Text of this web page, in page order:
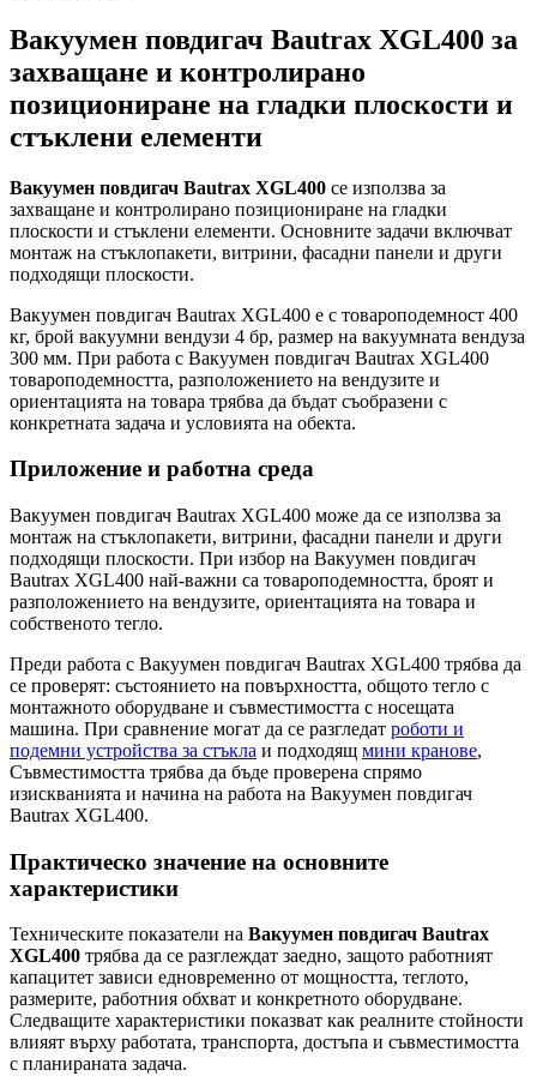
Вакуумен повдигач Bautrax XGL400 за
захващане и контролирано
позициониране на гладки плоскости и
стъклени елементи
Вакуумен повдигач Bautrax XGL400 се използва за
захващане и контролирано позициониране на гладки
плоскости и стъклени елементи. Основните задачи включват
монтаж на стъклопакети, витрини, фасадни панели и други
подходящи плоскости.
Вакуумен повдигач Bautrax XGL400 е с товароподемност 400
кг, брой вакуумни вендузи 4 бр, размер на вакуумната вендуза
300 мм. При работа с Вакуумен повдигач Bautrax XGL400
товароподемността, разположението на вендузите и
ориентацията на товара трябва да бъдат съобразени с
конкретната задача и условията на обекта.
Приложение и работна среда
Вакуумен повдигач Bautrax XGL400 може да се използва за
монтаж на стъклопакети, витрини, фасадни панели и други
подходящи плоскости. При избор на Вакуумен повдигач
Bautrax XGL400 най-важни са товароподемността, броят и
разположението на вендузите, ориентацията на товара и
собственото тегло.
Преди работа с Вакуумен повдигач Bautrax XGL400 трябва да
се проверят: състоянието на повърхността, общото тегло с
монтажното оборудване и съвместимостта с носещата
машина. При сравнение могат да се разгледат роботи и
подемни устройства за стъкла и подходящ мини кранове,
Съвместимостта трябва да бъде проверена спрямо
изискванията и начина на работа на Вакуумен повдигач
Bautrax XGL400.
Практическо значение на основните
характеристики
Техническите показатели на Вакуумен повдигач Bautrax
XGL400 трябва да се разглеждат заедно, защото работният
капацитет зависи едновременно от мощността, теглото,
размерите, работния обхват и конкретното оборудване.
Следващите характеристики показват как реалните стойности
влияят върху работата, транспорта, достъпа и съвместимостта
с планираната задача.